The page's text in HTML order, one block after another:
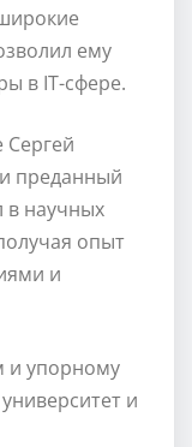
ему
в IT-сфере.
Сергей
преданный
в научных
опыт
и
и упорному
и